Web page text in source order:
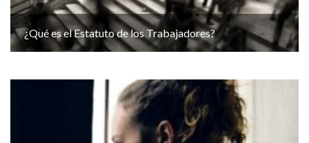
¿Qué es el Estatuto de los Trabajadores?